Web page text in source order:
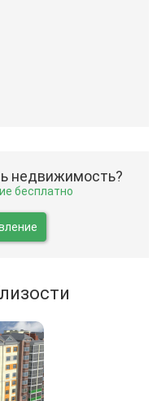
недвижимость?
бесплатно